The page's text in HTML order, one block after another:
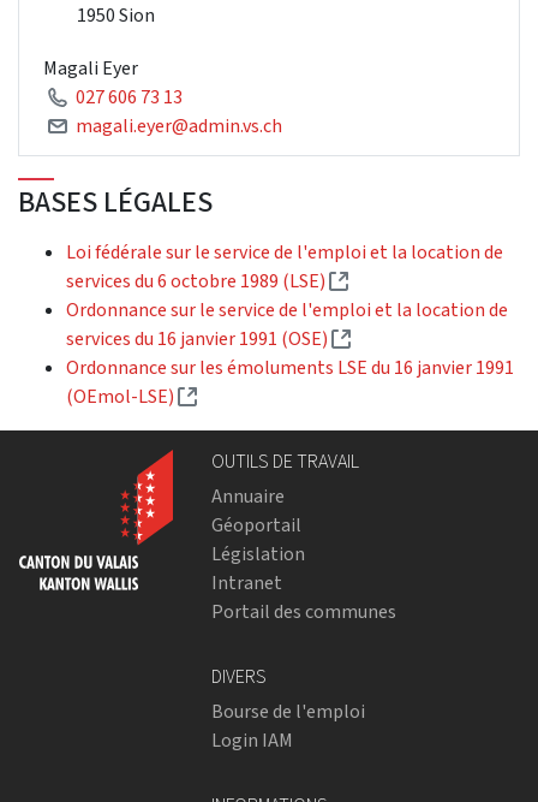
1950 Sion
Magali Eyer
027 606 73 13
magali.eyer@admin.vs.ch
BASES LÉGALES
Loi fédérale sur le service de l'emploi et la location de
services du 6 octobre 1989 (LSE)
(Lien externe)
Ordonnance sur le service de l'emploi et la location de
services du 16 janvier 1991 (OSE)
(Lien externe)
Ordonnance sur les émoluments LSE du 16 janvier 1991
(OEmol-LSE)
(Lien externe)
OUTILS DE TRAVAIL
Annuaire
Géoportail
Législation
Intranet
Portail des communes
DIVERS
Bourse de l'emploi
Login IAM